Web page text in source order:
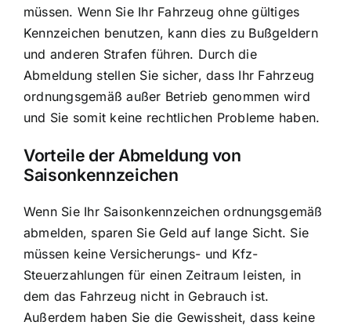
müssen. Wenn Sie Ihr Fahrzeug ohne gültiges
Kennzeichen benutzen, kann dies zu Bußgeldern
und anderen Strafen führen. Durch die
Abmeldung stellen Sie sicher, dass Ihr Fahrzeug
ordnungsgemäß außer Betrieb genommen wird
und Sie somit keine rechtlichen Probleme haben.
Vorteile der Abmeldung von
Saisonkennzeichen
Wenn Sie Ihr Saisonkennzeichen ordnungsgemäß
abmelden, sparen Sie Geld auf lange Sicht. Sie
müssen keine Versicherungs- und Kfz-
Steuerzahlungen für einen Zeitraum leisten, in
dem das Fahrzeug nicht in Gebrauch ist.
Außerdem haben Sie die Gewissheit, dass keine